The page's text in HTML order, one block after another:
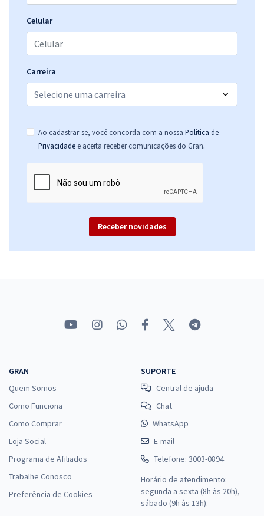
Celular
Carreira
Ao cadastrar-se, você concorda com a nossa Política de
Privacidade e aceita receber comunicações do Gran.
Receber novidades
GRAN
Quem Somos
Como Funciona
Como Comprar
Loja Social
Programa de Afiliados
Trabalhe Conosco
Preferência de Cookies
SUPORTE
Central de ajuda
Chat
WhatsApp
E-mail
Telefone: 3003-0894
Horário de atendimento:
segunda a sexta (8h às 20h),
sábado (9h às 13h).